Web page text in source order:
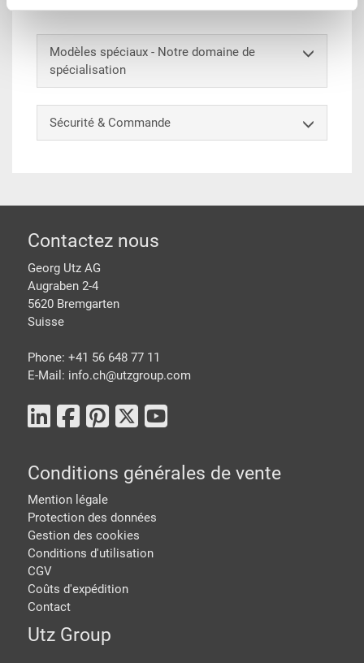
Modèles spéciaux - Notre domaine de
spécialisation
Sécurité & Commande
pied de page
Contactez nous
Georg Utz AG
Augraben 2-4
5620 Bremgarten
Suisse
Phone: +41 56 648 77 11
E-Mail: info.ch@utzgroup.com
Conditions générales de vente
Mention légale
Protection des données
Gestion des cookies
Conditions d'utilisation
CGV
Coûts d'expédition
Contact
Utz Group